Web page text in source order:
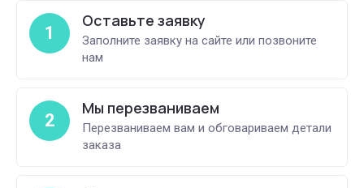
1
Оставьте заявку
Заполните заявку на сайте или позвоните
нам
2
Мы перезваниваем
Перезваниваем вам и обговариваем детали
заказа